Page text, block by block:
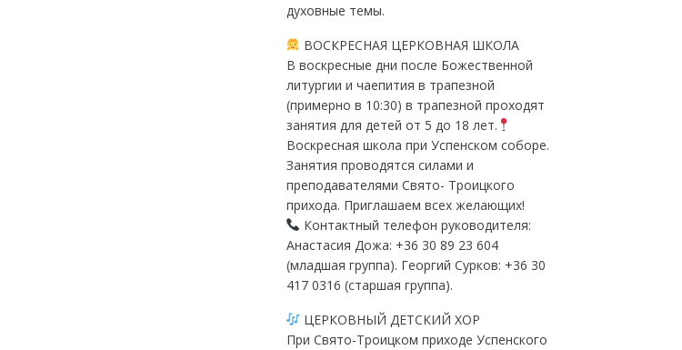
духовные темы.
ВОСКРЕСНАЯ ЦЕРКОВНАЯ ШКОЛА
В воскресные дни после Божественной
литургии и чаепития в трапезной
(примерно в 10:30) в трапезной проходят
занятия для детей от 5 до 18 лет.
Воскресная школа при Успенском соборе.
Занятия проводятся силами и
преподавателями Свято- Троицкого
прихода. Приглашаем всех желающих!
Контактный телефон руководителя:
Анастасия Дожа: +36 30 89 23 604
(младшая группа). Георгий Сурков: +36 30
417 0316 (старшая группа).
ЦЕРКОВНЫЙ ДЕТСКИЙ ХОР
При Свято-Троицком приходе Успенского